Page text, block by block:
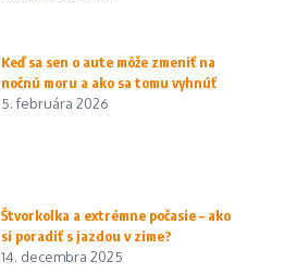
Keď sa sen o aute môže zmeniť na
nočnú moru a ako sa tomu vyhnúť
5. februára 2026
Štvorkolka a extrémne počasie – ako
si poradiť s jazdou v zime?
14. decembra 2025